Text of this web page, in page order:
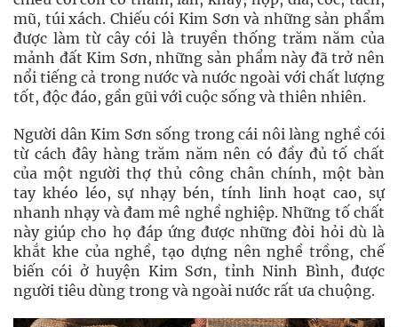
mũ, túi xách. Chiếu cói Kim Sơn và những sản phẩm
được làm từ cây cói là truyền thống trăm năm của
mảnh đất Kim Sơn, những sản phẩm này đã trở nên
nổi tiếng cả trong nước và nước ngoài với chất lượng
tốt, độc đáo, gần gũi với cuộc sống và thiên nhiên.
Người dân Kim Sơn sống trong cái nôi làng nghề cói
từ cách đây hàng trăm năm nên có đầy đủ tố chất
của một người thợ thủ công chân chính, một bàn
tay khéo léo, sự nhạy bén, tính linh hoạt cao, sự
nhanh nhạy và đam mê nghề nghiệp. Những tố chất
này giúp cho họ đáp ứng được những đòi hỏi dù là
khắt khe của nghề, tạo dựng nên nghề trồng, chế
biến cói ở huyện Kim Sơn, tỉnh Ninh Bình, được
người tiêu dùng trong và ngoài nước rất ưa chuộng.